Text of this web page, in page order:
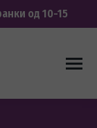
од 10-15